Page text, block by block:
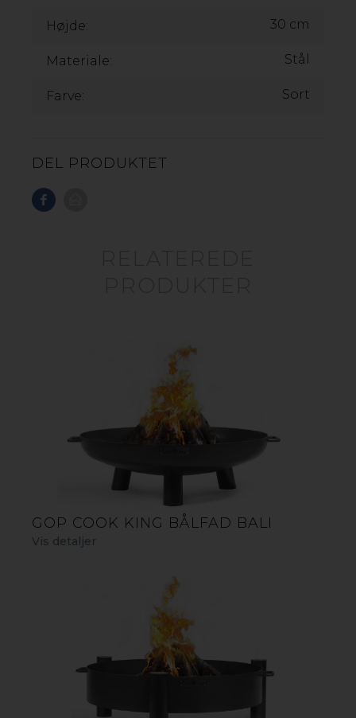
Højde: 30 cm
Materiale: Stål
Farve: Sort
DEL PRODUKTET
GOP COOK KING BÅLFAD BALI
Vis detaljer
BÅLFAD INDIANA
ganske enkelt, tænde et bål, hvor som helst.
GOP COOK KING BÅLFAD INDIANA